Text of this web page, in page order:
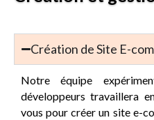
Création de Site E-
Notre équipe
développeurs travaillera
vous pour créer un site e-